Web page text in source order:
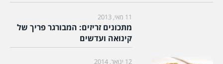
11 מאי, 2013
מתכונים זריזים: המבורגר פריך של
קינואה ועדשים
12 ינואר, 2014